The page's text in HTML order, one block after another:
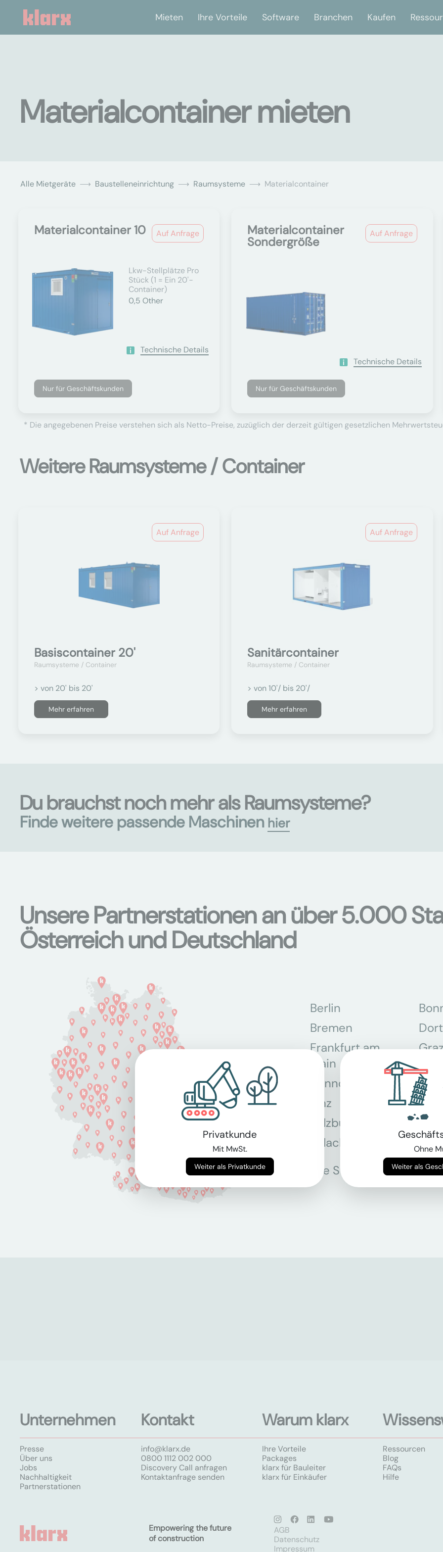
Mieten Ihre Vorteile Software Branchen Kaufen
Materialcontainer mieten
Alle Mietgeräte Baustelleneinrichtung Raumsysteme Materialcontainer
Auf Anfrage
Materialcontainer 10
Lkw-Stellplätze Pro
Stück (1 = Ein 20'-
Container)
0,5 Other
Technische Details
Nur für Geschäftskunden
Auf Anfrage
Materialcontainer
Sondergröße
Technische Details
Nur für Geschäftskunden
* Die angegebenen Preise verstehen sich als Netto-Preise, zuzüglich der derzeit gültigen gesetzlichen
Weitere Raumsysteme / Container
Auf Anfrage
Basiscontainer 20'
Raumsysteme / Container
> von 20' bis 20'
Mehr erfahren
Auf Anfrage
Sanitärcontainer
Raumsysteme / Container
> von 10'/ bis 20'/
Mehr erfahren
Du brauchst noch mehr als Raumsysteme?
Finde weitere passende Maschinen hier
Unsere Partnerstationen an über 5.000
Österreich und Deutschland
Berlin
Bremen
Frankfurt am
Main
Hannover Köln
Linz
Salzburg
Steyr
Villach
Alle Standorte
Unternehmen
Presse
Über uns
Jobs
Nachhaltigkeit
Partnerstationen
Kontakt
info@klarx.de
0800 1112 002 000
Discovery Call anfragen
Kontaktanfrage senden
Warum klarx
Ihre Vorteile
Packages
klarx für Bauleiter
klarx für Einkäufer
Ressourcen
Blog
FAQs
Hilfe
Empowering the future
of construction
AGB
Datenschutz
Impressum
Privatkunde
Mit MwSt.
Weiter als Privatkunde
Ohne
Weiter als